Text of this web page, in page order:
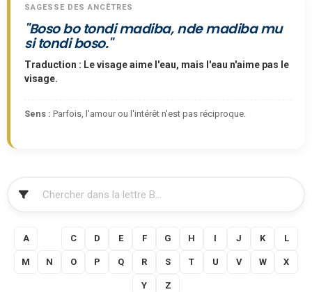
SAGESSE DES ANCÊTRES
"Boso bo tondi madiba, nde madiba mu
si tondi boso."
Traduction : Le visage aime l'eau, mais l'eau n'aime pas le
visage.
Sens : Parfois, l'amour ou l'intérêt n'est pas réciproque.
A C D E F G H I J K L
M N O P Q R S T U V W X
Y Z